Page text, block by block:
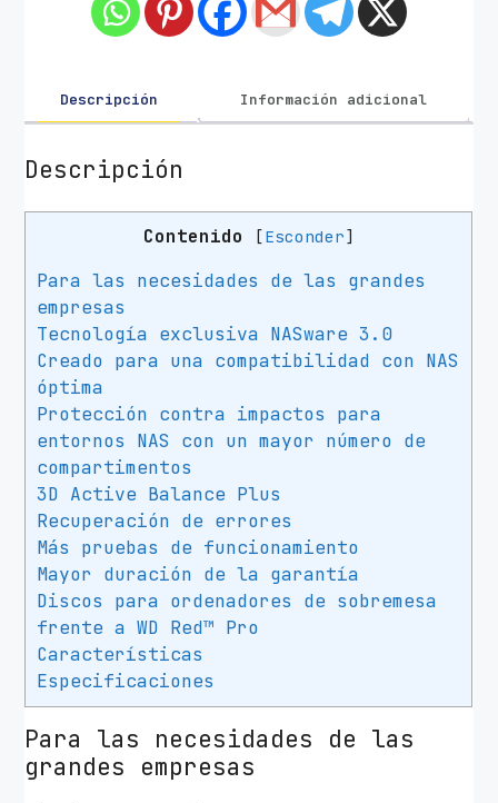
e
s
t
e
N
A
S
Descripción Información adicional
Descripción
Contenido [Esconder]
Para las necesidades de las grandes
empresas
Tecnología exclusiva NASware 3.0
Creado para una compatibilidad con NAS
óptima
Protección contra impactos para
entornos NAS con un mayor número de
compartimentos
3D Active Balance Plus
Recuperación de errores
Más pruebas de funcionamiento
Mayor duración de la garantía
Discos para ordenadores de sobremesa
frente a WD Red™ Pro
Características
Especificaciones
Para las necesidades de las
grandes empresas